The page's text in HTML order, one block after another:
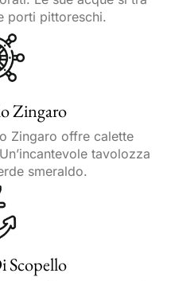
porti pittoreschi.
Zingaro
Zingaro offre calette
tavolozza
smeraldo.
Scopello